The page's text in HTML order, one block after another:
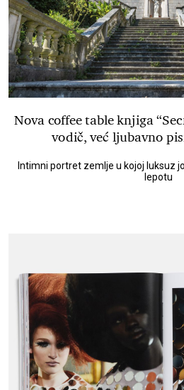
Nova coffee table knjiga
vodič, već ljubavno
Intimni portret zemlje u kojoj luksuz
lepotu